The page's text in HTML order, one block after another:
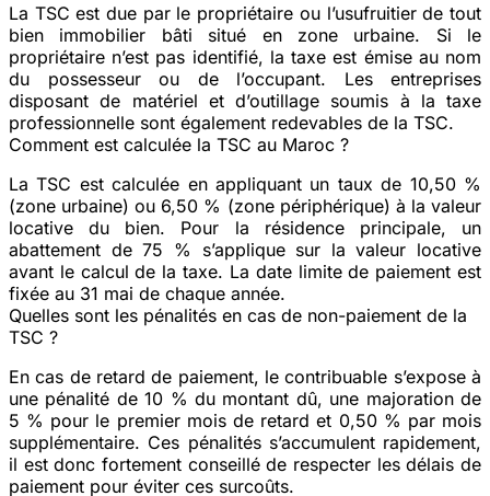
La TSC est due par le propriétaire ou l’usufruitier de tout
bien immobilier bâti situé en zone urbaine. Si le
propriétaire n’est pas identifié, la taxe est émise au nom
du possesseur ou de l’occupant. Les entreprises
disposant de matériel et d’outillage soumis à la taxe
professionnelle sont également redevables de la TSC.
Comment est calculée la TSC au Maroc ?
La TSC est calculée en appliquant un taux de 10,50 %
(zone urbaine) ou 6,50 % (zone périphérique) à la valeur
locative du bien. Pour la résidence principale, un
abattement de 75 % s’applique sur la valeur locative
avant le calcul de la taxe. La date limite de paiement est
fixée au 31 mai de chaque année.
Quelles sont les pénalités en cas de non-paiement de la
TSC ?
En cas de retard de paiement, le contribuable s’expose à
une pénalité de 10 % du montant dû, une majoration de
5 % pour le premier mois de retard et 0,50 % par mois
supplémentaire. Ces pénalités s’accumulent rapidement,
il est donc fortement conseillé de respecter les délais de
paiement pour éviter ces surcoûts.